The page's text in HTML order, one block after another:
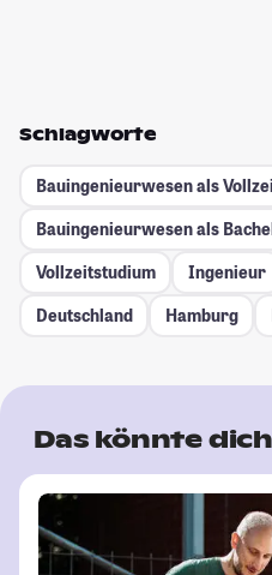
Schlagworte
Bauingenieurwesen als
Bauingenieurwesen als
Vollzeitstudium
Ingenieur
Deutschland
Hamburg
Das könnte